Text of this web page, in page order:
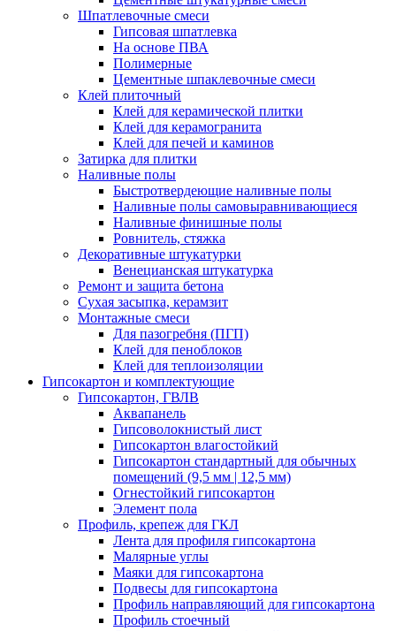
Шпатлевочные смеси
Гипсовая шпатлевка
На основе ПВА
Полимерные
Цементные шпаклевочные смеси
Клей плиточный
Клей для керамической плитки
Клей для керамогранита
Клей для печей и каминов
Затирка для плитки
Наливные полы
Быстротвердеющие наливные полы
Наливные полы самовыравнивающиеся
Наливные финишные полы
Ровнитель, стяжка
Декоративные штукатурки
Венецианская штукатурка
Ремонт и защита бетона
Сухая засыпка, керамзит
Монтажные смеси
Для пазогребня (ПГП)
Клей для пеноблоков
Клей для теплоизоляции
Гипсокартон и комплектующие
Гипсокартон, ГВЛВ
Аквапанель
Гипсоволокнистый лист
Гипсокартон влагостойкий
Гипсокартон стандартный для обычных
помещений (9,5 мм | 12,5 мм)
Огнестойкий гипсокартон
Элемент пола
Профиль, крепеж для ГКЛ
Лента для профиля гипсокартона
Малярные углы
Маяки для гипсокартона
Подвесы для гипсокартона
Профиль направляющий для гипсокартона
Профиль стоечный